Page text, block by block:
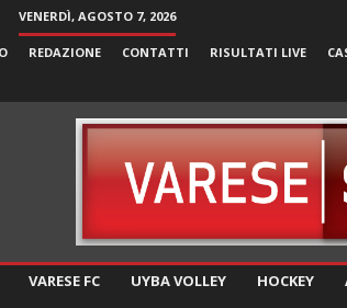
VENERDÌ, AGOSTO 7, 2026
REDAZIONE CONTATTI RISULTATI LIVE
VARESE FC UYBA VOLLEY HOCKEY